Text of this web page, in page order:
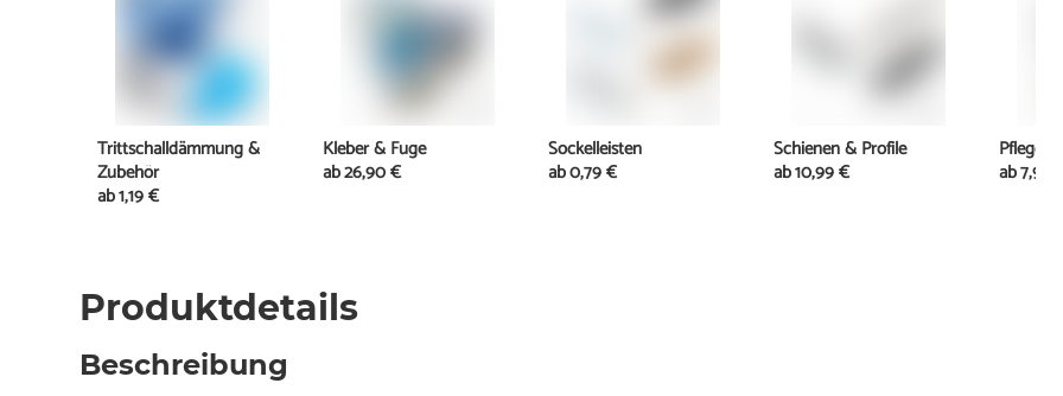
Produktdetails
Beschreibung
Trittschalldämmung &
Zubehör
ab1,19 €
Kleber & Fuge
ab26,90 €
Sockelleisten
ab0,79 €
Schienen & Profile
ab10,99 €
Pflege
ab7,90